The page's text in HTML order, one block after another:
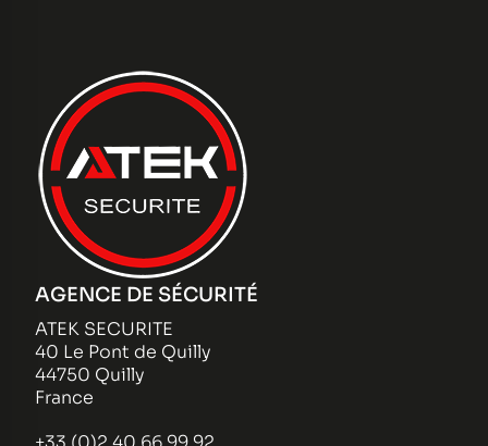
AGENCE DE SÉCURITÉ
ATEK SECURITE
40 Le Pont de Quilly
44750 Quilly
France